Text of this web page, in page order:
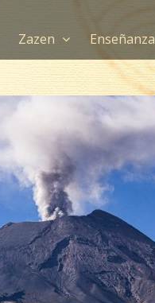
Zazen Enseñanza